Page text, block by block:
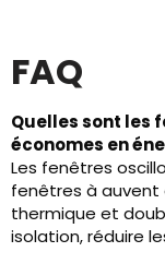
FAQ
Quelles sont les
économes en
Les fenêtres
fenêtres à auvent
thermique et
isolation, réduire